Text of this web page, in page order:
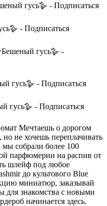
гусь🪿 - Подписаться
- Подписаться
гусь🪿 -
гусь🪿 - Подписаться
гусь🪿 - Подписаться
Мечтаешь о дорогом
не хочешь переплачивать
собрали более 100
парфюмерии на распив от
шлейф под любое
до культового Blue
миниатюр, заказывай
для знакомства с новыми
начинается здесь.